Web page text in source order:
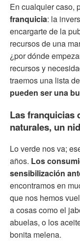
En cualquier caso,
franquicia: la
encargarte de la
recursos de una
¿por dónde
recursos y
traemos una lista de
pueden ser una
Las franquicias
naturales, un
Lo verde nos va;
años. Los
sensibilización
encontramos en
que nos hemos
a cosas como el
abuelas, o los
bonita melena.